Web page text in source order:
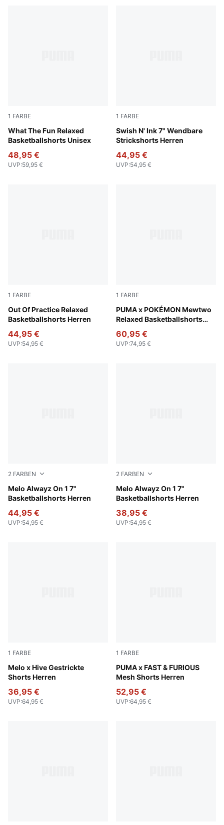
1 FARBE
What The Fun Relaxed
Basketballshorts Unisex
Alpine Snow
48,95 €
UVP:59,95 €
1 FARBE
Swish N' Ink 7" Wendbare
Strickshorts Herren
PUMA Black-AOP
44,95 €
UVP:54,95 €
1 FARBE
Out Of Practice Relaxed
Basketballshorts Herren
Gray Echo-Amarena-AOP
44,95 €
UVP:54,95 €
1 FARBE
PUMA x POKÉMON Mewtwo
Relaxed Basketballshorts
PUMA Black-AOP
60,95 €
UVP:74,95 €
2 FARBEN
Melo Alwayz On 1 7"
Basketballshorts Herren
Electric Peppermint-AOP
44,95 €
UVP:54,95 €
2 FARBEN
Melo Alwayz On 1 7"
Basketballshorts Herren
Silver Mist-AOP
38,95 €
UVP:54,95 €
1 FARBE
Melo x Hive Gestrickte
Shorts Herren
PUMA Black-AOP
36,95 €
UVP:64,95 €
1 FARBE
PUMA x FAST & FURIOUS
Mesh Shorts Herren
PUMA Black-AOP
52,95 €
UVP:64,95 €